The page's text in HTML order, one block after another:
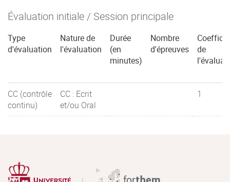
Évaluation initiale / Session principale
Type
d'évaluation
Nature de
l'évaluation
Durée
(en
minutes)
Nombre
d'épreuves
de
CC (contrôle
continu)
CC : Ecrit
et/ou Oral
1